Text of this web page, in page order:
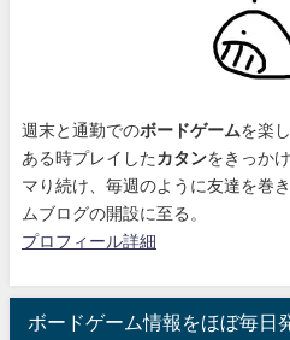
週末と通勤でのボードゲームを楽
ある時プレイした カタンをきっかけ
マり続け 、毎週のように友達を巻
ムブログの開設に至る。
プロフィール詳細
ボードゲーム情報をほぼ毎日